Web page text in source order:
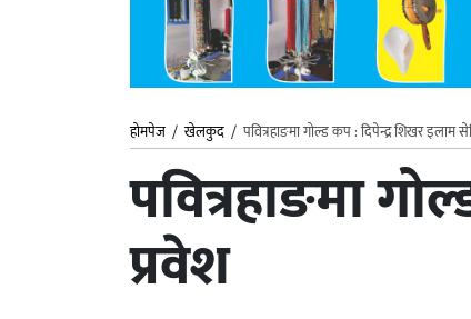
होमपेज /खेलकुद / पवित्रहाङमा गोल्ड कप : दिपेन्द्र शिखर इलाम
पवित्रहाङमा
प्रवेश